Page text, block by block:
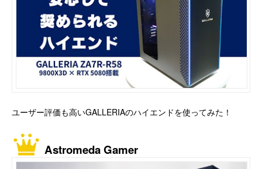
ユーザー評価も高いGALLERIAのハイエンドを使ってみた！
Astromeda Gamer